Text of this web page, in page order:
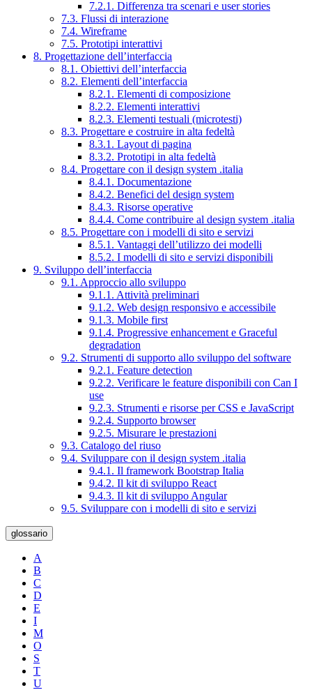
7.2.1. Differenza tra scenari e user stories
7.3. Flussi di interazione
7.4. Wireframe
7.5. Prototipi interattivi
8. Progettazione dell’interfaccia
8.1. Obiettivi dell’interfaccia
8.2. Elementi dell’interfaccia
8.2.1. Elementi di composizione
8.2.2. Elementi interattivi
8.2.3. Elementi testuali (microtesti)
8.3. Progettare e costruire in alta fedeltà
8.3.1. Layout di pagina
8.3.2. Prototipi in alta fedeltà
8.4. Progettare con il design system .italia
8.4.1. Documentazione
8.4.2. Benefici del design system
8.4.3. Risorse operative
8.4.4. Come contribuire al design system .italia
8.5. Progettare con i modelli di sito e servizi
8.5.1. Vantaggi dell’utilizzo dei modelli
8.5.2. I modelli di sito e servizi disponibili
9. Sviluppo dell’interfaccia
9.1. Approccio allo sviluppo
9.1.1. Attività preliminari
9.1.2. Web design responsivo e accessibile
9.1.3. Mobile first
9.1.4. Progressive enhancement e Graceful
degradation
9.2. Strumenti di supporto allo sviluppo del software
9.2.1. Feature detection
9.2.2. Verificare le feature disponibili con Can I
use
9.2.3. Strumenti e risorse per CSS e JavaScript
9.2.4. Supporto browser
9.2.5. Misurare le prestazioni
9.3. Catalogo del riuso
9.4. Sviluppare con il design system .italia
9.4.1. Il framework Bootstrap Italia
9.4.2. Il kit di sviluppo React
9.4.3. Il kit di sviluppo Angular
9.5. Sviluppare con i modelli di sito e servizi
glossario
A
B
C
D
E
I
M
O
S
T
U